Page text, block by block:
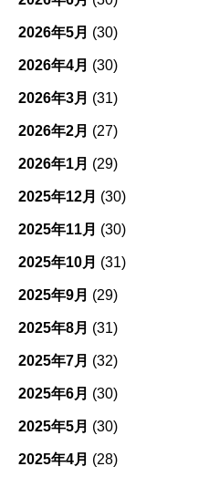
2026年5月 (30)
2026年4月 (30)
2026年3月 (31)
2026年2月 (27)
2026年1月 (29)
2025年12月 (30)
2025年11月 (30)
2025年10月 (31)
2025年9月 (29)
2025年8月 (31)
2025年7月 (32)
2025年6月 (30)
2025年5月 (30)
2025年4月 (28)